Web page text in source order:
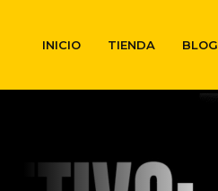
INICIO TIENDA BLOG